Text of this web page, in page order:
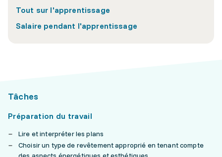
Tout sur l'apprentissage
Salaire pendant l'apprentissage
Tâches
Préparation du travail
Lire et interpréter les plans
Choisir un type de revêtement approprié en tenant compte